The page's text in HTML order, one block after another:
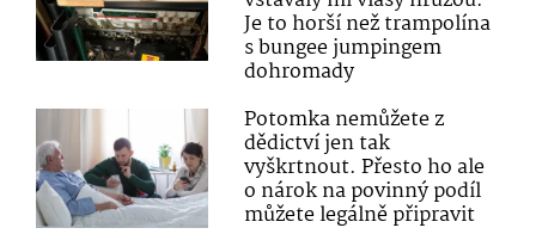
Je to horší než trampolína
s bungee jumpingem
dohromady
Potomka nemůžete z
dědictví jen tak
vyškrtnout. Přesto ho ale
o nárok na povinný podíl
můžete legálně připravit